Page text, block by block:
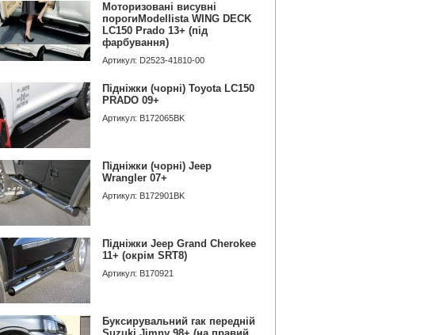
Моторизовані висувні
порогиModellista WING DECK
LC150 Prado 13+ (під
фарбування)
Артикул: D2523-41810-00
Підніжки (чорні) Toyota LC150
PRADO 09+
Артикул: B172065BK
Підніжки (чорні) Jeep
Wrangler 07+
Артикул: B172901BK
Підніжки Jeep Grand Cherokee
11+ (окрім SRT8)
Артикул: B170921
Буксирувальний гак передній